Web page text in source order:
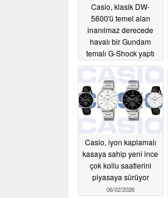
Casio, klasik DW-
5600'ü temel alan
inanılmaz derecede
havalı bir Gundam
temalı G-Shock yaptı
Casio, iyon kaplamalı
kasaya sahip yeni ince
çok kollu saatlerini
piyasaya sürüyor
06/02/2026